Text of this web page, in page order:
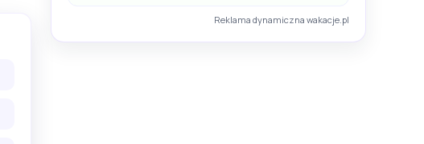
Reklama dynamiczna wakacje.pl